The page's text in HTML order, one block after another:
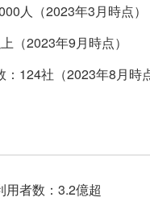
人（2023年3月時点）
（2023年9月時点）
124社（2023年8月時
用者数：3.2億超